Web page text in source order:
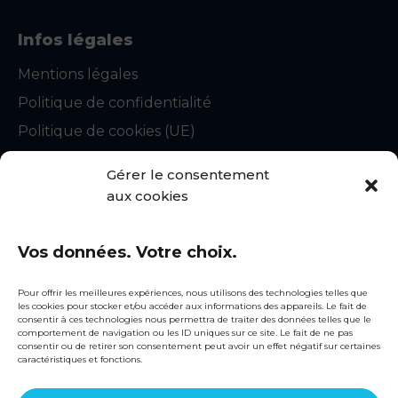
Gérer le consentement
aux cookies
Vos données. Votre choix.
Pour offrir les meilleures expériences, nous utilisons des technologies telles que
les cookies pour stocker et/ou accéder aux informations des appareils. Le fait de
consentir à ces technologies nous permettra de traiter des données telles que le
comportement de navigation ou les ID uniques sur ce site. Le fait de ne pas
consentir ou de retirer son consentement peut avoir un effet négatif sur certaines
caractéristiques et fonctions.
Infos légales
Mentions légales
Politique de confidentialité
Politique de cookies (UE)
Contact
snecorep@fntp.fr
01 44 13 31 51
Siège social